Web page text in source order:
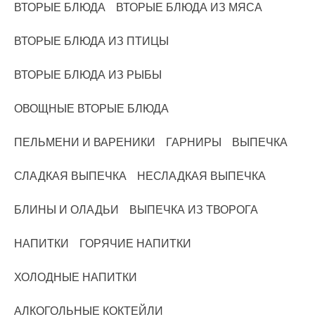
ВТОРЫЕ БЛЮДА ВТОРЫЕ БЛЮДА ИЗ МЯСА
ВТОРЫЕ БЛЮДА ИЗ ПТИЦЫ
ВТОРЫЕ БЛЮДА ИЗ РЫБЫ
ОВОЩНЫЕ ВТОРЫЕ БЛЮДА
ПЕЛЬМЕНИ И ВАРЕНИКИ ГАРНИРЫ ВЫПЕЧКА
СЛАДКАЯ ВЫПЕЧКА НЕСЛАДКАЯ ВЫПЕЧКА
БЛИНЫ И ОЛАДЬИ ВЫПЕЧКА ИЗ ТВОРОГА
НАПИТКИ ГОРЯЧИЕ НАПИТКИ
ХОЛОДНЫЕ НАПИТКИ
АЛКОГОЛЬНЫЕ КОКТЕЙЛИ